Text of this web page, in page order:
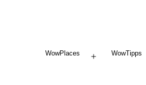
WowPlaces WowTipps